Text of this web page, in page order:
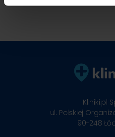
otrzymanymi od Ciebie lub
Kliniki.pl
ul. Polskiej
90-248